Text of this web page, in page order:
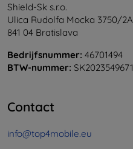
Shield-Sk s.r.o.
Ulica Rudolfa Mocka 3750/2A
841 04 Bratislava
Bedrijfsnummer: 46701494
BTW-nummer: SK2023549671
Contact
info@top4mobile.eu